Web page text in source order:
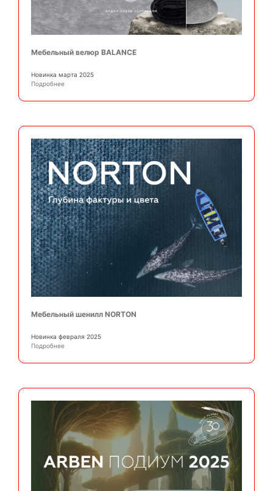
Мебельный велюр BALANCE
Новинка марта 2025
Подробнее
Мебельный шенилл NORTON
Новинка февраля 2025
Подробнее